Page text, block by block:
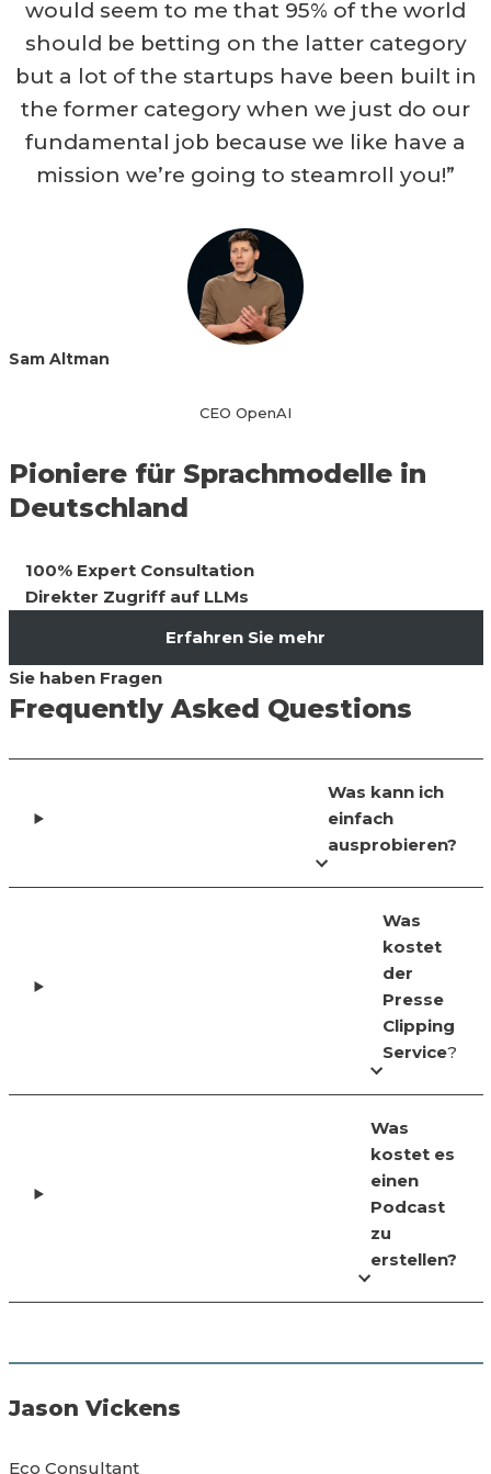
would seem to me that 95% of the world
should be betting on the latter category
but a lot of the startups have been built in
the former category when we just do our
fundamental job because we like have a
mission we’re going to steamroll you!”
Sam Altman
CEO OpenAI
Pioniere für Sprachmodelle in
Deutschland
100% Expert Consultation
Direkter Zugriff auf LLMs
Erfahren Sie mehr
Sie haben Fragen
Frequently Asked Questions
Was kann ich
einfach
ausprobieren?
Was
kostet
der
Presse
Clipping
Service?
Was
kostet es
einen
Podcast
zu
erstellen?
Jason Vickens
Eco Consultant